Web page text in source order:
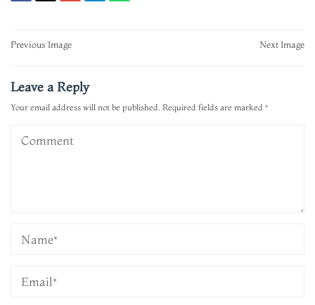
Post
Previous Image Next Image
Leave a Reply
Your email address will not be published. Required fields are marked *